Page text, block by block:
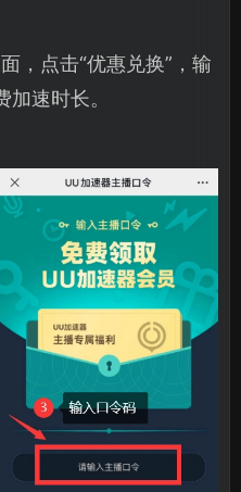
，点击“优惠兑换”，输
速时长。